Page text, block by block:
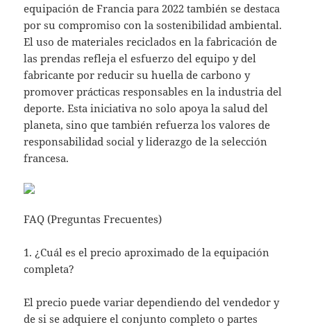
equipación de Francia para 2022 también se destaca
por su compromiso con la sostenibilidad ambiental.
El uso de materiales reciclados en la fabricación de
las prendas refleja el esfuerzo del equipo y del
fabricante por reducir su huella de carbono y
promover prácticas responsables en la industria del
deporte. Esta iniciativa no solo apoya la salud del
planeta, sino que también refuerza los valores de
responsabilidad social y liderazgo de la selección
francesa.
FAQ (Preguntas Frecuentes)
1. ¿Cuál es el precio aproximado de la equipación
completa?
El precio puede variar dependiendo del vendedor y
de si se adquiere el conjunto completo o partes